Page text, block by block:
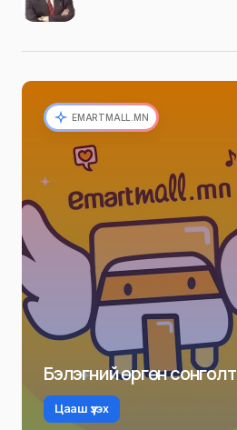
EMARTMALL.MN
Бэлэгний өргөн сонголт
Цааш үзэх